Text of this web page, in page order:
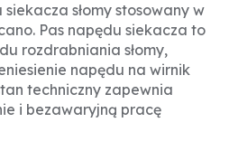
słomy stosowany w
Pas napędu siekacza to
rozdrabniania słomy,
napędu na wirnik
techniczny zapewnia
i bezawaryjną pracę